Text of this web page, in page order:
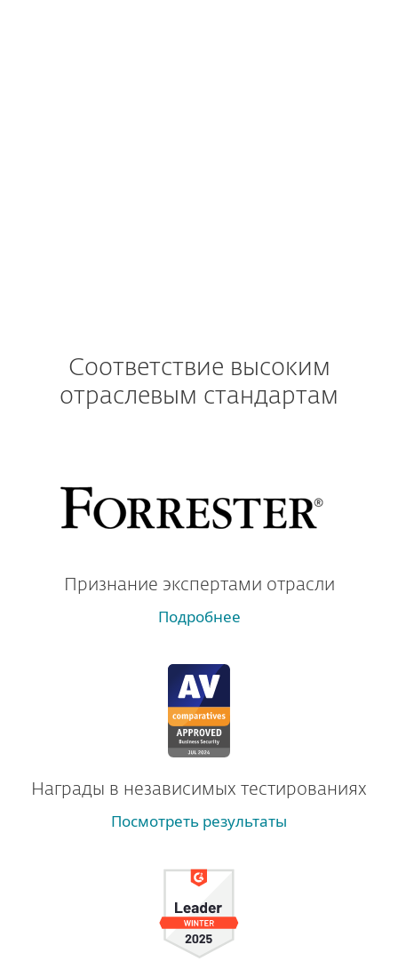
Соответствие высоким
отраслевым стандартам
Признание экспертами отрасли
Подробнее
Награды в независимых тестированиях
Посмотреть результаты